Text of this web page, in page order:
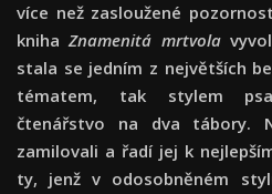
více než zasloužené
knihaZnamenitá mrtvola
stala se jedním z největších
tématem, tak stylem
čtenářstvo na dva
zamilovali a řadí jej k
ty, jenž v odosobněném